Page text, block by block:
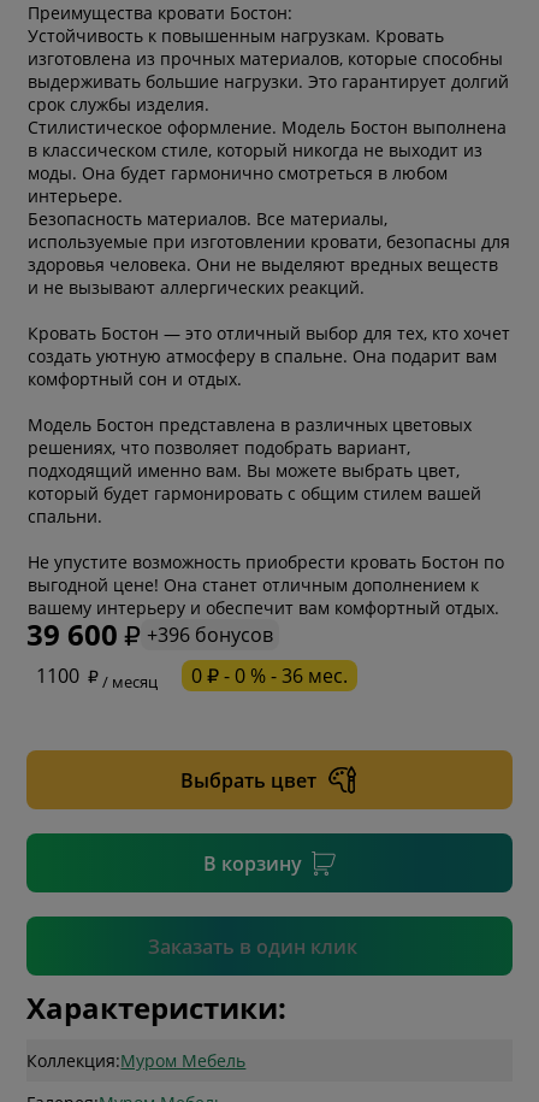
Преимущества кровати Бостон:
Устойчивость к повышенным нагрузкам. Кровать
изготовлена из прочных материалов, которые способны
выдерживать большие нагрузки. Это гарантирует долгий
срок службы изделия.
Стилистическое оформление. Модель Бостон выполнена
в классическом стиле, который никогда не выходит из
моды. Она будет гармонично смотреться в любом
интерьере.
Безопасность материалов. Все материалы,
используемые при изготовлении кровати, безопасны для
здоровья человека. Они не выделяют вредных веществ
и не вызывают аллергических реакций.
Кровать Бостон — это отличный выбор для тех, кто хочет
создать уютную атмосферу в спальне. Она подарит вам
комфортный сон и отдых.
Модель Бостон представлена в различных цветовых
решениях, что позволяет подобрать вариант,
подходящий именно вам. Вы можете выбрать цвет,
который будет гармонировать с общим стилем вашей
спальни.
Не упустите возможность приобрести кровать Бостон по
выгодной цене! Она станет отличным дополнением к
вашему интерьеру и обеспечит вам комфортный отдых.
39 600
+396 бонусов
1100
/ месяц 0 ₽ - 0 % - 36 мес.
Выбрать цвет
В корзину
Заказать в один клик
* обязательное поле
Подтвердить
Характеристики:
Коллекция:Муром Мебель